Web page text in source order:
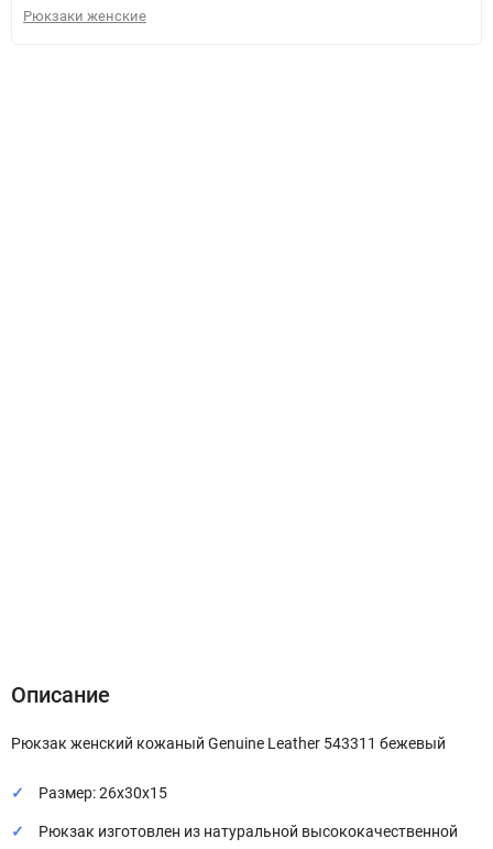
Рюкзаки женские
Описание
Рюкзак женский кожаный Genuine Leather 543311 бежевый
Размер: 26х30х15
Рюкзак изготовлен из натуральной высококачественной